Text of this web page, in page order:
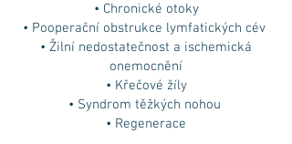
• Chronické otoky
• Pooperační obstrukce lymfatických cév
• Žilní nedostatečnost a ischemická
onemocnění
• Křečové žíly
• Syndrom těžkých nohou
• Regenerace